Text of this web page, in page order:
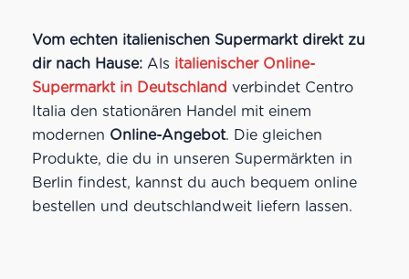
Vom echten italienischen Supermarkt direkt zu
dir nach Hause:Als italienischer Online-
Supermarkt in Deutschland verbindet Centro
Italia den stationären Handel mit einem
modernen Online-Angebot. Die gleichen
Produkte, die du in unseren Supermärkten in
Berlin findest, kannst du auch bequem online
bestellen und deutschlandweit liefern lassen.